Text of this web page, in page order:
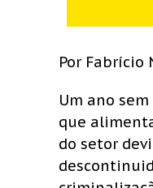
Por Fabrício
Um ano
que
do setor